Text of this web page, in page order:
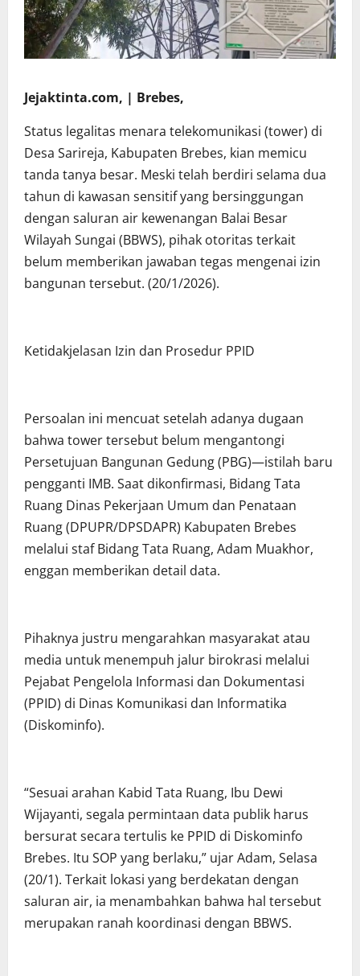
Jejaktinta.com, | Brebes,
Status legalitas menara telekomunikasi (tower) di
Desa Sarireja, Kabupaten Brebes, kian memicu
tanda tanya besar. Meski telah berdiri selama dua
tahun di kawasan sensitif yang bersinggungan
dengan saluran air kewenangan Balai Besar
Wilayah Sungai (BBWS), pihak otoritas terkait
belum memberikan jawaban tegas mengenai izin
bangunan tersebut. (20/1/2026).
Ketidakjelasan Izin dan Prosedur PPID
Persoalan ini mencuat setelah adanya dugaan
bahwa tower tersebut belum mengantongi
Persetujuan Bangunan Gedung (PBG)—istilah baru
pengganti IMB. Saat dikonfirmasi, Bidang Tata
Ruang Dinas Pekerjaan Umum dan Penataan
Ruang (DPUPR/DPSDAPR) Kabupaten Brebes
melalui staf Bidang Tata Ruang, Adam Muakhor,
enggan memberikan detail data.
Pihaknya justru mengarahkan masyarakat atau
media untuk menempuh jalur birokrasi melalui
Pejabat Pengelola Informasi dan Dokumentasi
(PPID) di Dinas Komunikasi dan Informatika
(Diskominfo).
“Sesuai arahan Kabid Tata Ruang, Ibu Dewi
Wijayanti, segala permintaan data publik harus
bersurat secara tertulis ke PPID di Diskominfo
Brebes. Itu SOP yang berlaku,” ujar Adam, Selasa
(20/1). Terkait lokasi yang berdekatan dengan
saluran air, ia menambahkan bahwa hal tersebut
merupakan ranah koordinasi dengan BBWS.